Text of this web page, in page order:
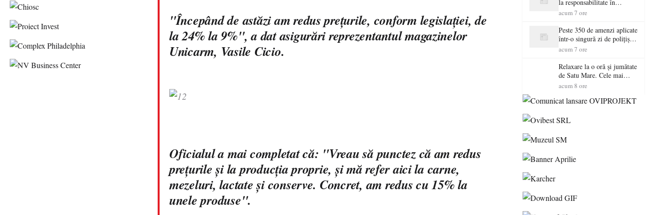
"Începând de astăzi am redus preţurile, conform legislaţiei, de
la 24% la 9%", a dat asigurări reprezentantul magazinelor
Unicarm, Vasile Cicio.
Oficialul a mai completat că: "Vreau să punctez că am redus
preţurile şi la producţia proprie, şi mă refer aici la carne,
mezeluri, lactate şi conserve. Concret, am redus cu 15% la
unele produse".
la responsabilitate în
trafic…
acum 7 ore
Peste 350 de amenzi aplicate
într-o singură zi de polițiștii
sătmăreni
acum 7 ore
Relaxare la o oră și jumătate
de Satu Mare. Cele mai
spectaculoase piscine
Maramureș, ideale pentru o
acum 8 ore